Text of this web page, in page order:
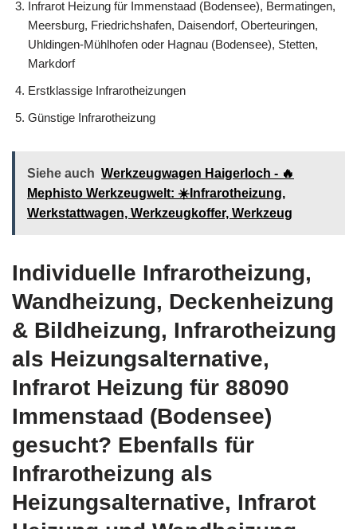
Infrarot Heizung für Immenstaad (Bodensee), Bermatingen,
Meersburg, Friedrichshafen, Daisendorf, Oberteuringen,
Uhldingen-Mühlhofen oder Hagnau (Bodensee), Stetten,
Markdorf
Erstklassige Infrarotheizungen
Günstige Infrarotheizung
Siehe auch Werkzeugwagen Haigerloch - 🔥
Mephisto Werkzeugwelt: ☀️Infrarotheizung,
Werkstattwagen, Werkzeugkoffer, Werkzeug
Individuelle Infrarotheizung,
Wandheizung, Deckenheizung
& Bildheizung, Infrarotheizung
als Heizungsalternative,
Infrarot Heizung für 88090
Immenstaad (Bodensee)
gesucht? Ebenfalls für
Infrarotheizung als
Heizungsalternative, Infrarot